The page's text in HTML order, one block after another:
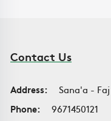
Contact Us
Address:
Sana'a -
Phone:
9671450121